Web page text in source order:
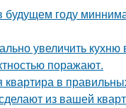
году
увеличить кухню
поражают.
в
из вашей